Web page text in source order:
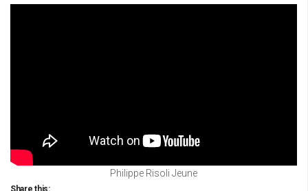
Philippe Risoli Jeune
Share this: